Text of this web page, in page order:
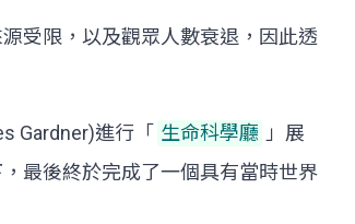
受限，以及觀眾人數衰退，因此透
Gardner)進行「 生命科學廳 」展
最後終於完成了一個具有當時世界